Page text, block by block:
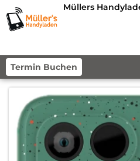
Müllers
Termin Buchen